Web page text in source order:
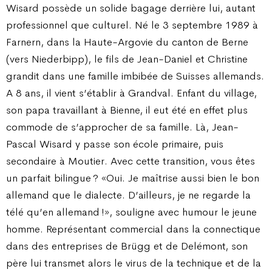
Wisard possède un solide bagage derrière lui, autant
professionnel que culturel. Né le 3 septembre 1989 à
Farnern, dans la Haute-Argovie du canton de Berne
(vers Niederbipp), le fils de Jean-Daniel et Christine
grandit dans une famille imbibée de Suisses allemands.
A 8 ans, il vient s’établir à Grandval. Enfant du village,
son papa travaillant à Bienne, il eut été en effet plus
commode de s’approcher de sa famille. Là, Jean-
Pascal Wisard y passe son école primaire, puis
secondaire à Moutier. Avec cette transition, vous êtes
un parfait bilingue ? «Oui. Je maîtrise aussi bien le bon
allemand que le dialecte. D’ailleurs, je ne regarde la
télé qu’en allemand !», souligne avec humour le jeune
homme. Représentant commercial dans la connectique
dans des entreprises de Brügg et de Delémont, son
père lui transmet alors le virus de la technique et de la